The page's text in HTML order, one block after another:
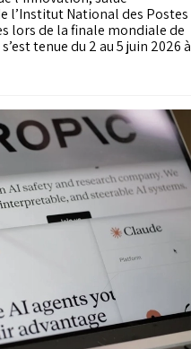
l’Institut National des Postes
lors de la finale mondiale de
tenue du 2 au 5 juin 2026 à